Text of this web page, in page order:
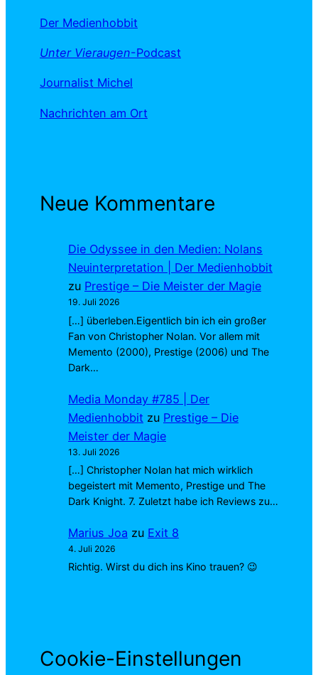
Der Medienhobbit
Unter Vieraugen-Podcast
Journalist Michel
Nachrichten am Ort
Neue Kommentare
Die Odyssee in den Medien: Nolans
Neuinterpretation | Der Medienhobbit
zu Prestige – Die Meister der Magie
19. Juli 2026
[…] überleben.Eigentlich bin ich ein großer
Fan von Christopher Nolan. Vor allem mit
Memento (2000), Prestige (2006) und The
Dark…
Media Monday #785 | Der
Medienhobbit zu Prestige – Die
Meister der Magie
13. Juli 2026
[…] Christopher Nolan hat mich wirklich
begeistert mit Memento, Prestige und The
Dark Knight. 7. Zuletzt habe ich Reviews zu…
Marius Joa zu Exit 8
4. Juli 2026
Richtig. Wirst du dich ins Kino trauen? 😉
Cookie-Einstellungen